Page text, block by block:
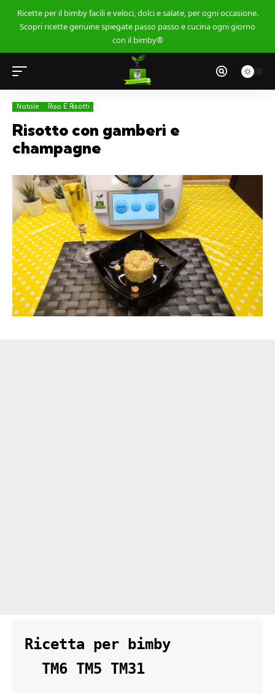
Ricette per il bimby facili e veloci, dolci e salate, per ogni occasione.
Scopri ricette genuine spiegate passo passo e cucina ogni giorno
con il bimby®
Natale Riso E Risotti
Risotto con gamberi e
champagne
Ricetta per bimby
  TM6 TM5 TM31